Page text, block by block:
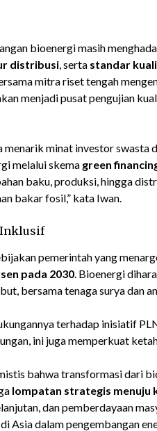
bioenergi masih
distribusi , serta standar
mitra riset tengah
menjadi pusat pengujian
menarik minat investor swasta
melalui skema green
baku, produksi, hingga
bakar fosil,” kata Iwan.
Inklusif
pemerintah yang
pada 2030 . Bioenergi
bersama tenaga surya dan
terhadap inisiatif
ini juga memperkuat
bahwa transformasi dari
lompatan strategis menuju
dan pemberdayaan
Asia dalam pengembangan